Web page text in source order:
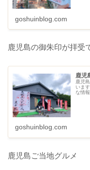
goshuinblog.com
鹿児島の御朱印が拝受
鹿児
鹿児
いま
な情
goshuinblog.com
鹿児島ご当地グルメ